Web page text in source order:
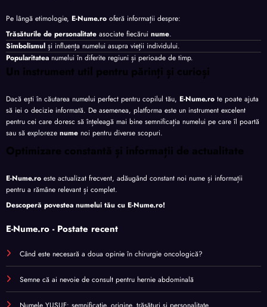
Pe lângă etimologie, E-Nume.ro oferă informații despre:
Trăsăturile de personalitate asociate fiecărui nume.
Simbolismul și influența numelui asupra vieții individului.
Popularitatea numelui în diferite regiuni și perioade de timp.
Un instrument util pentru părinți și curioși
Dacă ești în căutarea numelui perfect pentru copilul tău, E-Nume.ro te poate ajuta
să iei o decizie informată. De asemenea, platforma este un instrument excelent
pentru cei care doresc să înțeleagă mai bine semnificația numelui pe care îl poartă
sau să exploreze nume noi pentru diverse scopuri.
Optimizare constantă și informații de actualitate
E-Nume.ro este actualizat frecvent, adăugând constant noi nume și informații
pentru a rămâne relevant și complet.
Descoperă povestea numelui tău cu E-Nume.ro!
E-Nume.ro - Postate recent
Când este necesară a doua opinie în chirurgie oncologică?
Semne că ai nevoie de consult pentru hernie abdominală